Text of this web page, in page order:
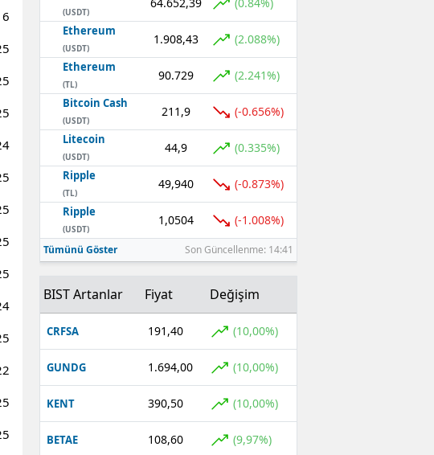
(USDT)
Ethereum
(USDT)
1.908,43 (2.088%)
Ethereum
(TL)
90.729 (2.241%)
Bitcoin Cash
(USDT)
211,9 (-0.656%)
Litecoin
(USDT)
44,9 (0.335%)
Ripple
(TL)
49,940 (-0.873%)
Ripple
(USDT)
1,0504 (-1.008%)
Tümünü Göster Son Güncellenme: 14:41
BIST Artanlar Fiyat Değişim
CRFSA 191,40 (10,00%)
GUNDG 1.694,00 (10,00%)
KENT 390,50 (10,00%)
BETAE 108,60 (9,97%)